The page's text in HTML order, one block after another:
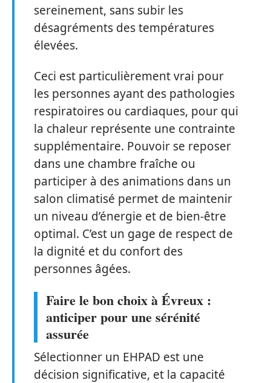
sereinement, sans subir les
désagréments des températures
élevées.
Ceci est particulièrement vrai pour
les personnes ayant des pathologies
respiratoires ou cardiaques, pour qui
la chaleur représente une contrainte
supplémentaire. Pouvoir se reposer
dans une chambre fraîche ou
participer à des animations dans un
salon climatisé permet de maintenir
un niveau d’énergie et de bien-être
optimal. C’est un gage de respect de
la dignité et du confort des
personnes âgées.
Faire le bon choix à Évreux :
anticiper pour une sérénité
assurée
Sélectionner un EHPAD est une
décision significative, et la capacité